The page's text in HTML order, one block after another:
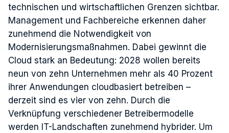
technischen und wirtschaftlichen Grenzen sichtbar.
Management und Fachbereiche erkennen daher
zunehmend die Notwendigkeit von
Modernisierungsmaßnahmen. Dabei gewinnt die
Cloud stark an Bedeutung: 2028 wollen bereits
neun von zehn Unternehmen mehr als 40 Prozent
ihrer Anwendungen cloudbasiert betreiben –
derzeit sind es vier von zehn. Durch die
Verknüpfung verschiedener Betreibermodelle
werden IT-Landschaften zunehmend hybrider. Um